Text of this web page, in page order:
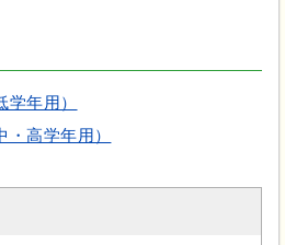
年用）
高学年用）